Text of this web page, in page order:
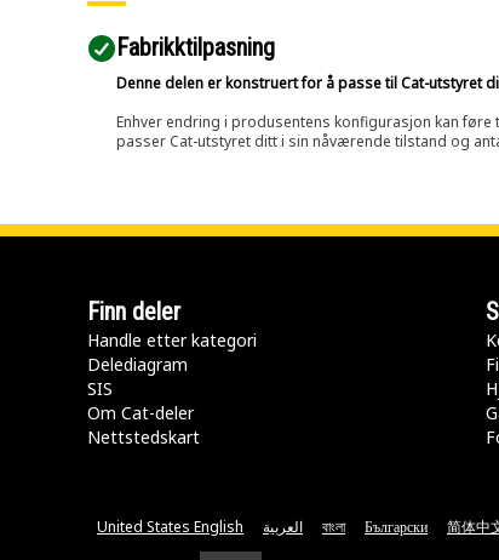
Fabrikktilpasning
Denne delen er konstruert for å passe til Cat-utstyret
Enhver endring i produsentens konfigurasjon kan
passer Cat-utstyret ditt i sin nåværende tilstand og
Finn deler
Handle etter kategori
Delediagram
SIS
Om Cat-deler
Nettstedskart
United States English العربية বাংলা Български 简体中